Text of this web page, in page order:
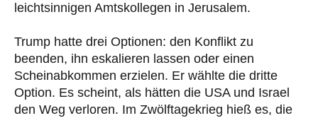
leichtsinnigen Amtskollegen in Jerusalem.
Trump hatte drei Optionen: den Konflikt zu
beenden, ihn eskalieren lassen oder einen
Scheinabkommen erzielen. Er wählte die dritte
Option. Es scheint, als hätten die USA und Israel
den Weg verloren. Im Zwölftagekrieg hieß es, die